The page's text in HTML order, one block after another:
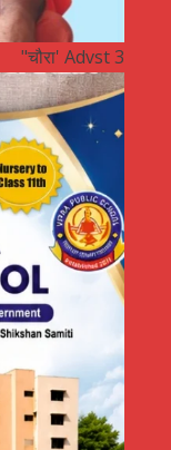
"चौरा' Advst 3